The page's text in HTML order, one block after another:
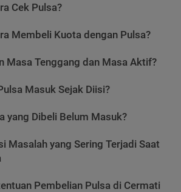
Cek Pulsa?
Membeli Kuota dengan Pulsa?
Masa Tenggang dan Masa Aktif?
Masuk Sejak Diisi?
yang Dibeli Belum Masuk?
Masalah yang Sering Terjadi Saat
Pembelian Pulsa di Cermati